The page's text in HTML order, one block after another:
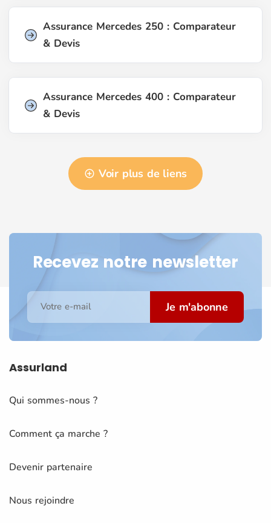
Assurance Mercedes 250 : Comparateur
& Devis
Assurance Mercedes 400 : Comparateur
& Devis
Voir plus de liens
Recevez notre newsletter
Votre e-mail Je m'abonne
Assurland
Qui sommes-nous ?
Comment ça marche ?
Devenir partenaire
Nous rejoindre